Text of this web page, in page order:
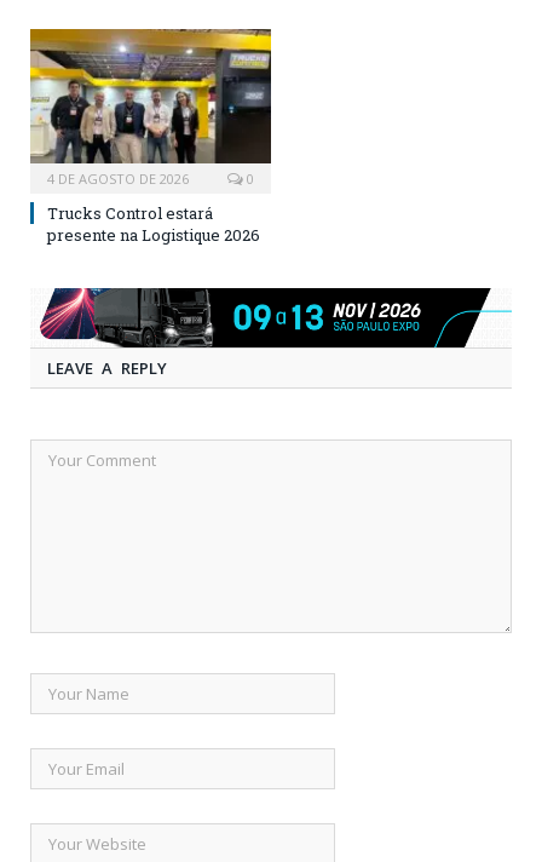
4 DE AGOSTO DE 2026 0
Trucks Control estará
presente na Logistique 2026
LEAVE A REPLY